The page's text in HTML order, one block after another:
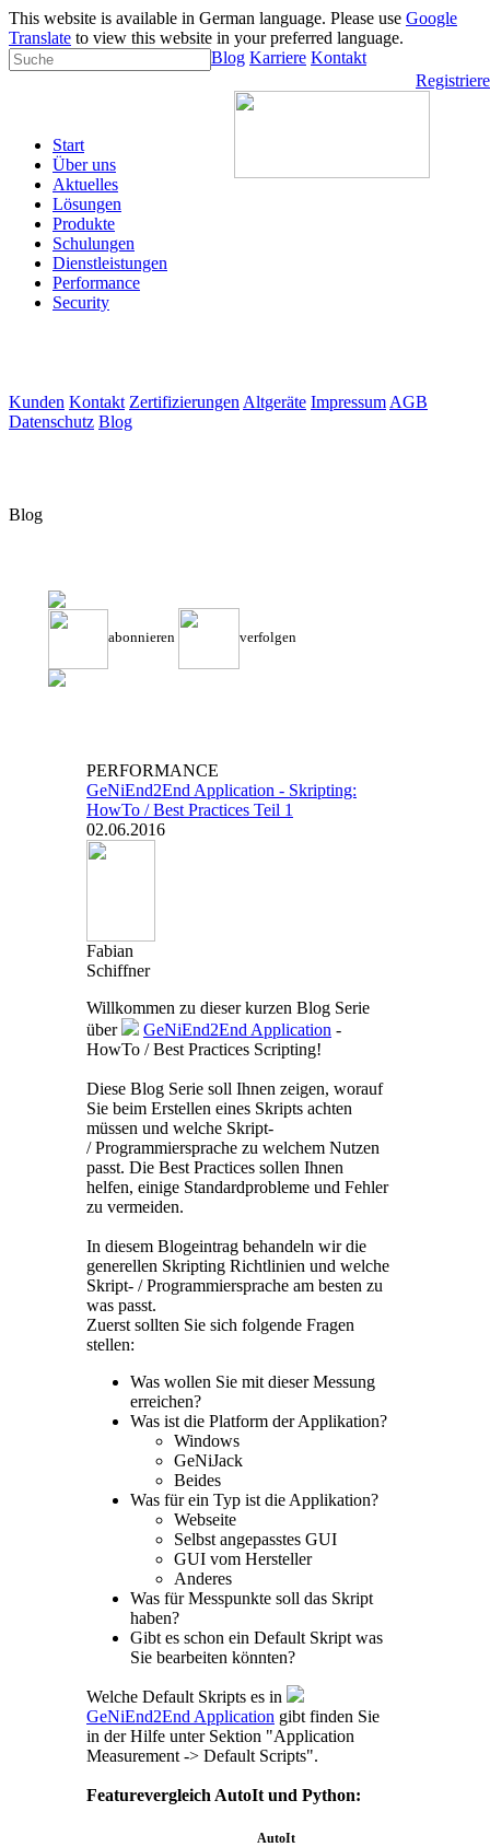
This website is available in German language. Please use Google
Translate to view this website in your preferred language.
Blog Karriere Kontakt
Start
Über uns
Aktuelles
Lösungen
Produkte
Schulungen
Dienstleistungen
Performance
Security
Kunden Kontakt Zertifizierungen Altgeräte Impressum AGB
Datenschutz Blog
Blog
abonnieren verfolgen
PERFORMANCE
GeNiEnd2End Application - Skripting:
HowTo / Best Practices Teil 1
02.06.2016
Fabian
Schiffner
Willkommen zu dieser kurzen Blog Serie
über
GeNiEnd2End Application -
HowTo / Best Practices Scripting!
Diese Blog Serie soll Ihnen zeigen, worauf
Sie beim Erstellen eines Skripts achten
müssen und welche Skript-
/ Programmiersprache zu welchem Nutzen
passt. Die Best Practices sollen Ihnen
helfen, einige Standardprobleme und Fehler
zu vermeiden.
In diesem Blogeintrag behandeln wir die
generellen Skripting Richtlinien und welche
Skript- / Programmiersprache am besten zu
was passt.
Zuerst sollten Sie sich folgende Fragen
stellen:
Was wollen Sie mit dieser Messung
erreichen?
Was ist die Platform der Applikation?
Windows
GeNiJack
Beides
Was für ein Typ ist die Applikation?
Webseite
Selbst angepasstes GUI
GUI vom Hersteller
Anderes
Was für Messpunkte soll das Skript
haben?
Gibt es schon ein Default Skript was
Sie bearbeiten könnten?
Welche Default Skripts es in
GeNiEnd2End Application gibt finden Sie
in der Hilfe unter Sektion "Application
Measurement -> Default Scripts".
Featurevergleich AutoIt und Python:
AutoIt